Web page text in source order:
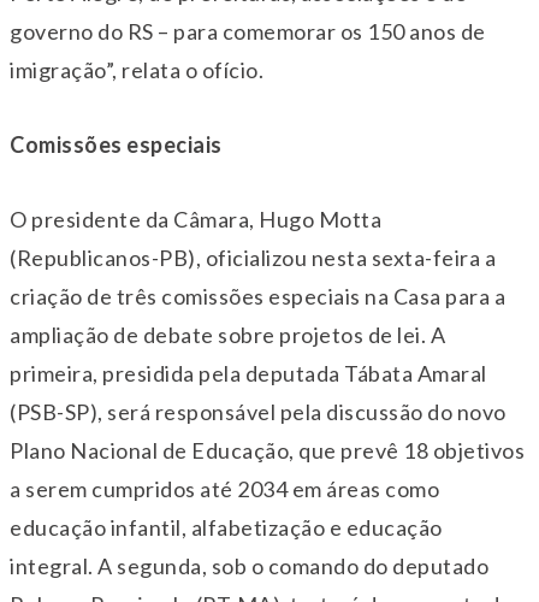
governo do RS – para comemorar os 150 anos de
imigração”, relata o ofício.
Comissões especiais
O presidente da Câmara, Hugo Motta
(Republicanos-PB), oficializou nesta sexta-feira a
criação de três comissões especiais na Casa para a
ampliação de debate sobre projetos de lei. A
primeira, presidida pela deputada Tábata Amaral
(PSB-SP), será responsável pela discussão do novo
Plano Nacional de Educação, que prevê 18 objetivos
a serem cumpridos até 2034 em áreas como
educação infantil, alfabetização e educação
integral. A segunda, sob o comando do deputado